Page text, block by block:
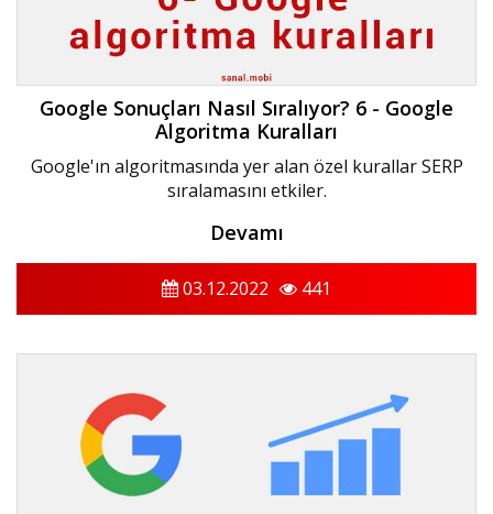
Google Sonuçları Nasıl Sıralıyor? 6 - Google
Algoritma Kuralları
Google'ın algoritmasında yer alan özel kurallar SERP
sıralamasını etkiler.
Devamı
03.12.2022 441